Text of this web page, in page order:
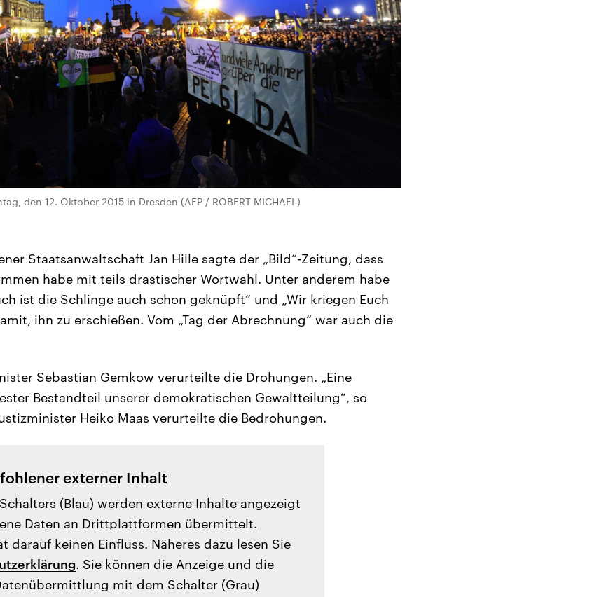
den 12. Oktober 2015 in Dresden (AFP / ROBERT MICHAEL)
Staatsanwaltschaft Jan Hille sagte der „Bild“-Zeitung, dass
habe mit teils drastischer Wortwahl. Unter anderem habe
ist die Schlinge auch schon geknüpft“ und „Wir kriegen Euch
ihn zu erschießen. Vom „Tag der Abrechnung“ war auch die
Sebastian Gemkow verurteilte die Drohungen. „Eine
Bestandteil unserer demokratischen Gewaltteilung“, so
Heiko Maas verurteilte die Bedrohungen.
externer Inhalt
(Blau) werden externe Inhalte angezeigt
Daten an Drittplattformen übermittelt.
darauf keinen Einfluss. Näheres dazu lesen Sie
. Sie können die Anzeige und die
mit dem Schalter (Grau)